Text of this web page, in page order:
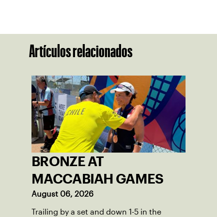
Artículos relacionados
BRONZE AT
MACCABIAH GAMES
August 06, 2026
Trailing by a set and down 1-5 in the